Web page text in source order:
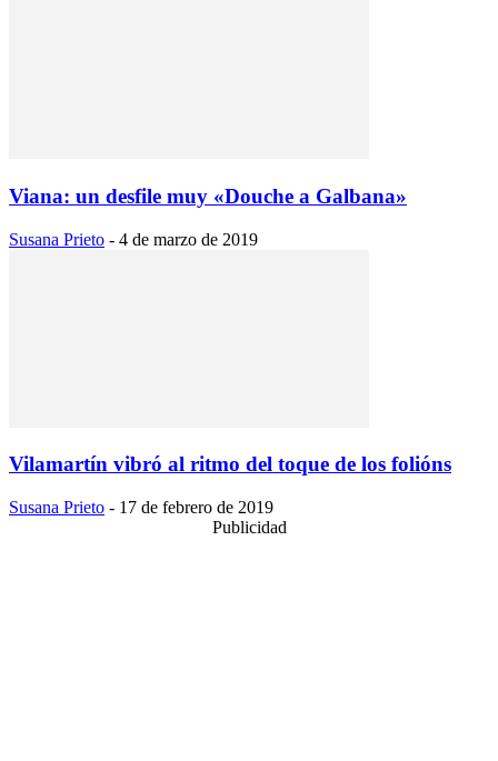
Viana: un desfile muy «Douche a Galbana»
Susana Prieto - 4 de marzo de 2019
Vilamartín vibró al ritmo del toque de los folións
Susana Prieto - 17 de febrero de 2019
Publicidad